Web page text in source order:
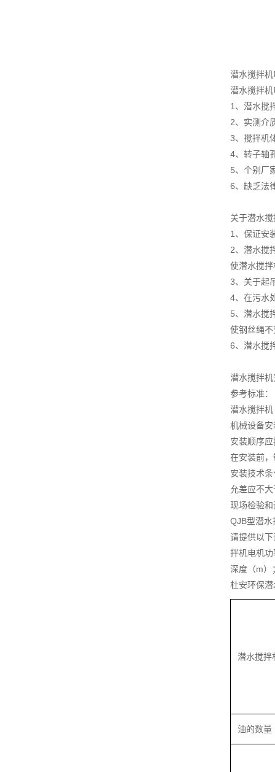
潜水搅拌
潜水搅拌
1、潜水搅
2、实测介
3、搅拌机
4、转子轴
5、个别厂
6、缺乏法
关于潜水
1、保证安
2、潜水搅
使潜水搅
3、关于起
4、在污水
5、潜水搅
使钢丝绳
6、潜水搅
潜水搅拌
参考标准：
潜水搅拌
机械设备
安装顺序
在安装前
安装技术
允差应不
现场检验
QJB型潜
请提供以
拌机电机
深度（m）
杜安环保
潜水搅拌
油的数量